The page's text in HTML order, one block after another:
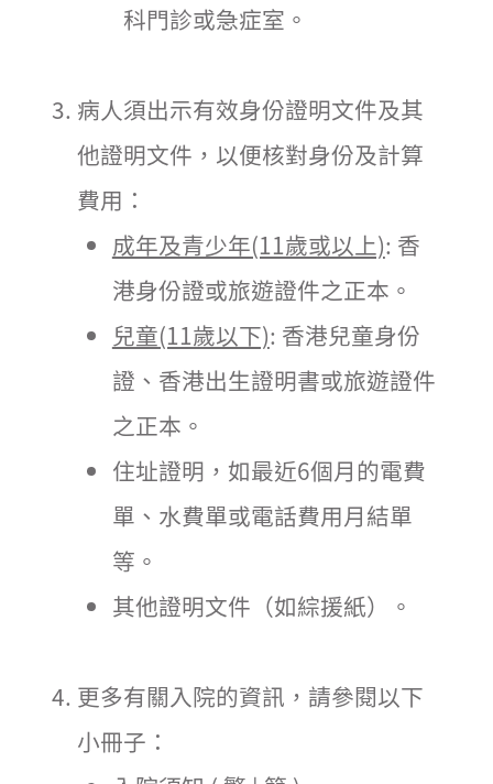
科門診或急症室。
病人須出示有效身份證明文件及其
他證明文件，以便核對身份及計算
費用：
成年及青少年(11歲或以上): 香
港身份證或旅遊證件之正本。
兒童(11歲以下): 香港兒童身份
證、香港出生證明書或旅遊證件
之正本。
住址證明，如最近6個月的電費
單、水費單或電話費用月結單
等。
其他證明文件（如綜援紙）。
更多有關入院的資訊，請參閱以下
小冊子：